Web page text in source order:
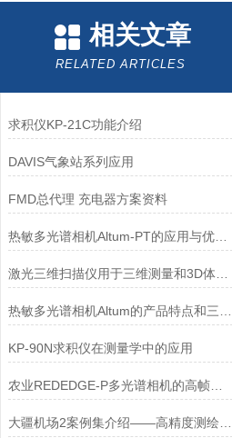
相关文章
RELATED ARTICLES
求积仪KP-21C功能介绍
DAVIS气象站系列应用
FMD总代理 充电器方案资料
热敏多光谱相机Altum-PT的应用与优势浅析
激光三维扫描仪用于三维测量和3D体感的优势
KP-90N求积仪在测量学中的应用
农业REDEDGE-P多光谱相机的高帧率成像在高速无人机飞行中的清晰度保障